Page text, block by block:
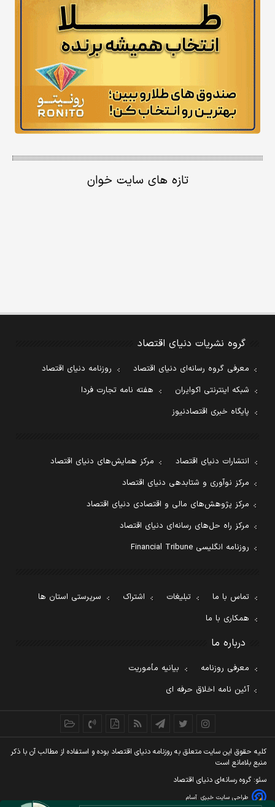
تازه های سایت خوان
گروه نشریات دنیای اقتصاد
معرفی گروه رسانه‌ای دنیای اقتصاد
روزنامه دنیای اقتصاد
شبکه اینترنتی اکوایران
هفته نامه تجارت فردا
پایگاه خبری اقتصادنیوز
انتشارات دنیای اقتصاد
مرکز همایش‌های دنیای اقتصاد
مرکز نوآوری و شتابدهی دنیای اقتصاد
مرکز پژوهش‌های مالی و اقتصادی دنیای اقتصاد
مرکز راه حل‌های رسانه‌ای دنیای اقتصاد
روزنامه انگلیسی Financial Tribune
تماس با ما تبلیغات اشتراک
سرپرستی استان ها
همکاری با ما
درباره ما
معرفی روزنامه
بیانیه مأموریت
آئین نامه اخلاق حرفه ای
کليه حقوق اين سايت متعلق به روزنامه دنيای اقتصاد بوده و استفاده از مطالب آن با ذکر
منبع بلامانع است
سئو: گروه رسانه‌ای دنیای اقتصاد
طراحی سایت خبری آسام